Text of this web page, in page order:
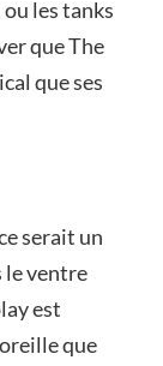
les tanks
que The
que ses
serait un
le ventre
est
que